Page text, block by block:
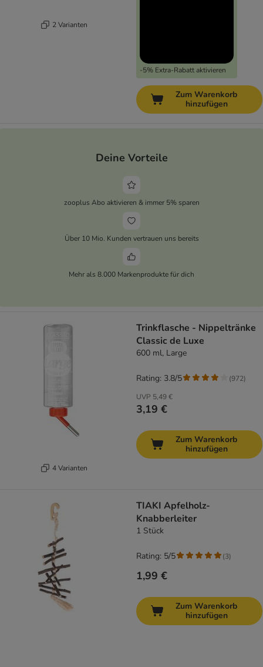
2 Varianten
-5% Extra-Rabatt aktivieren
Zum Warenkorb
hinzufügen
Deine Vorteile
zooplus Abo aktivieren & immer 5% sparen
Über 10 Mio. Kunden vertrauen uns bereits
Mehr als 8.000 Markenprodukte für dich
4 Varianten
Trinkflasche - Nippeltränke
Classic de Luxe
600 ml, Large
UVP 5,49 €
3,19 €
Rating: 3.8/5 (972)
Zum Warenkorb
hinzufügen
TIAKI Apfelholz-
Knabberleiter
1 Stück
1,99 €
Rating: 5/5 (3)
Zum Warenkorb
hinzufügen